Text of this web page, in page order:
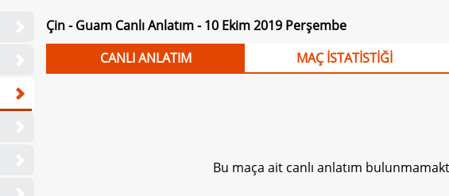
Çin - Guam Canlı Anlatım - 10 Ekim 2019 Perşembe
CANLI ANLATIM
MAÇ İSTATİSTİĞİ
Bu maça ait canlı anlatım